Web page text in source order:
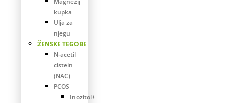
kupka
Ulja za
njegu
ŽENSKE TEGOBE
N-acetil
cistein
(NAC)
PCOS
Inozitol+